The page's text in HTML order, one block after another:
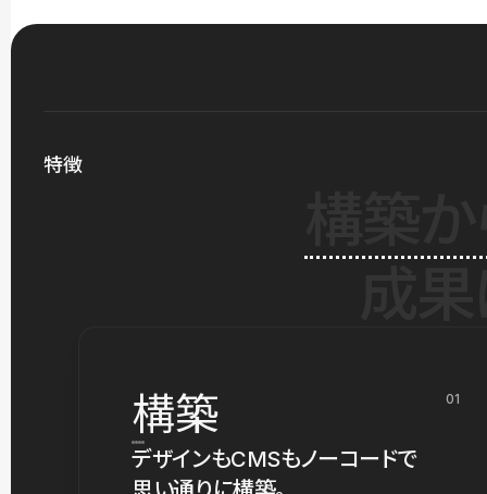
特徴
構築 01
デザインもCMSもノーコードで